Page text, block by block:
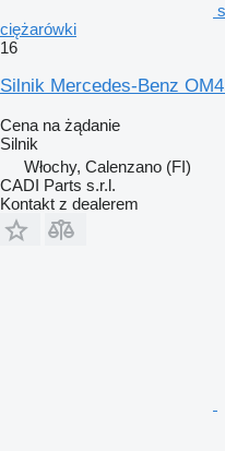
ciężarówki
16
Silnik Mercedes-Benz
Cena na żądanie
Silnik
Włochy, Calenzano (FI)
CADI Parts s.r.l.
Kontakt z dealerem